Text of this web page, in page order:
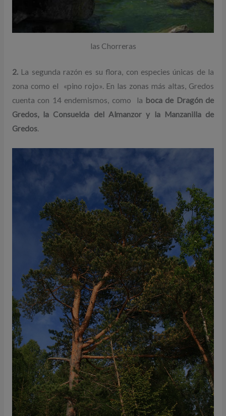
las Chorreras
2. La segunda razón es su flora, con especies únicas de la
zona como el «pino rojo». En las zonas más altas, Gredos
cuenta con 14 endemismos, como la boca de Dragón de
Gredos, la Consuelda del Almanzor y la Manzanilla de
Gredos.